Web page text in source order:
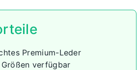
Premium-Leder
verfügbar